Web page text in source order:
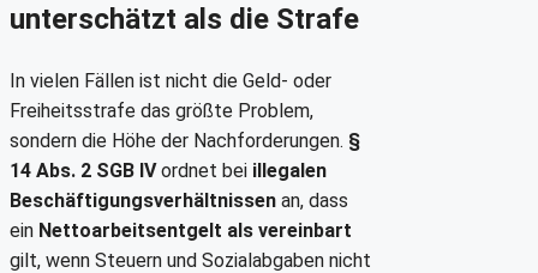
unterschätzt als die Strafe
In vielen Fällen ist nicht die Geld- oder
Freiheitsstrafe das größte Problem,
sondern die Höhe der Nachforderungen. §
14 Abs. 2 SGB IVordnet bei illegalen
Beschäftigungsverhältnissen an, dass
ein Nettoarbeitsentgelt als vereinbart
gilt, wenn Steuern und Sozialabgaben nicht